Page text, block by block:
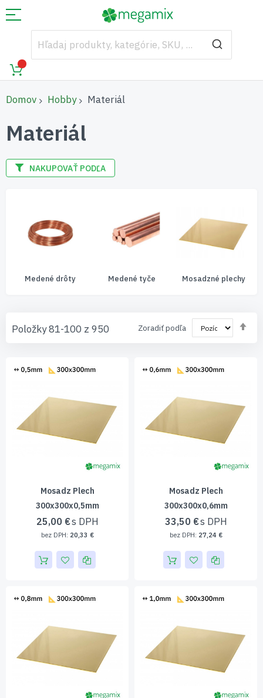
Domov Hobby Materiál
Materiál
Medené drôty Medené tyče Mosadzné plechy
Položky81-100 z 950 Zoradiť podľa
Mosadz Plech
300x300x0,5mm
25,00 €
20,33 €
Mosadz Plech
300x300x0,6mm
33,50 €
27,24 €
NAKUPOVAŤ PODĽA